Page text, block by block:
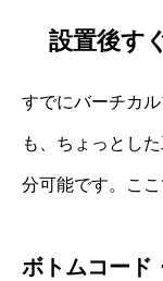
設置後す
すでにバーチカ
も、ちょっとし
分可能です。こ
ボトムコード